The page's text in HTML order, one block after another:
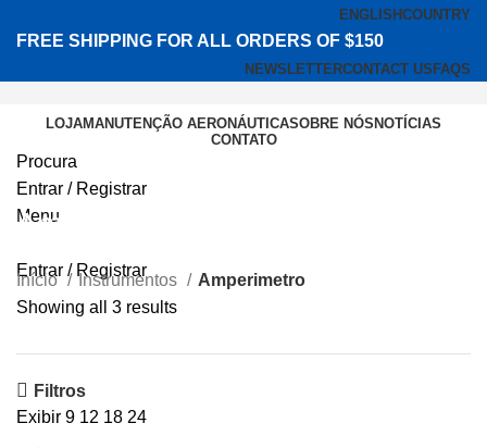
ENGLISHCOUNTRY
FREE SHIPPING FOR ALL ORDERS OF $150
NEWSLETTERCONTACT US FAQS
LOJAMANUTENÇÃO AERONÁUTICASOBRE NÓS NOTÍCIAS
CONTATO
Procura
Entrar / Registrar
Menu
Entrar / Registrar
Amperimetro
Início Instrumentos
Amperimetro
Showing all 3 results
Filtros
Exibir 9 12 18 24